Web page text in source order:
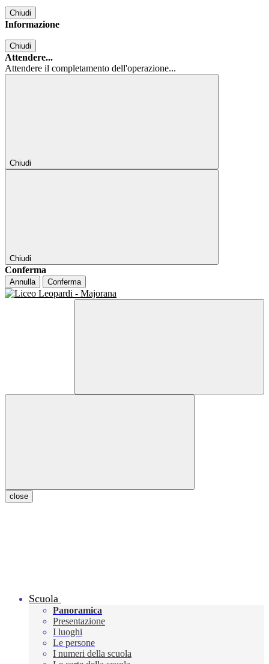
Chiudi
Informazione
Chiudi
Attendere...
Attendere il completamento dell'operazione...
Chiudi
Chiudi
Conferma
Annulla Conferma
close
Scuola
Panoramica
Presentazione
I luoghi
Le persone
I numeri della scuola